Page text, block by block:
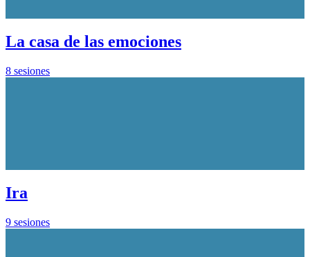
La casa de las emociones
8 sesiones
Ira
9 sesiones